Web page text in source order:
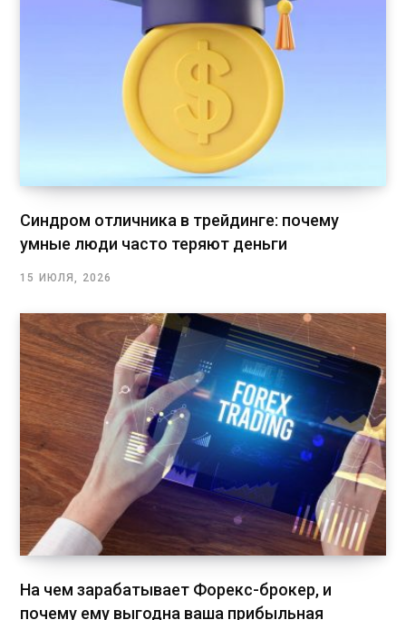
Синдром отличника в трейдинге: почему
умные люди часто теряют деньги
15 ИЮЛЯ, 2026
На чем зарабатывает Форекс-брокер, и
почему ему выгодна ваша прибыльная